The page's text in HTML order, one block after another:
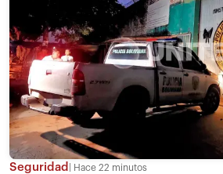
Seguridad Hace 22 minutos